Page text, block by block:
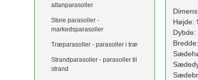
altanparasoller
Store parasoller -
markedsparasoller
Træparasoller - parasoller i træ
Strandparasoller - parasoller til
strand
Højde:
Dybde: